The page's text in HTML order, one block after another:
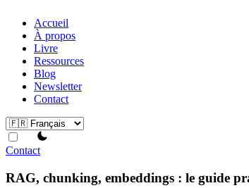
Accueil
À propos
Livre
Ressources
Blog
Newsletter
Contact
theme switcher
Contact
RAG, chunking, embeddings : le guide